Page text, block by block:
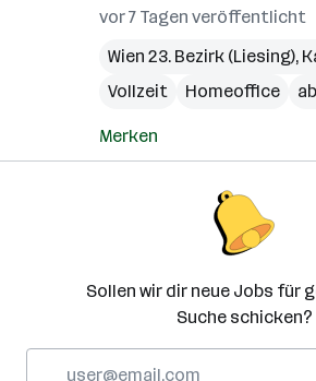
vor 7 Tagen veröffentlicht
Wien 23. Bezirk (Liesing),
Vollzeit
Homeoffice
Merken
Sollen wir dir neue Jobs für
Suche schicken?